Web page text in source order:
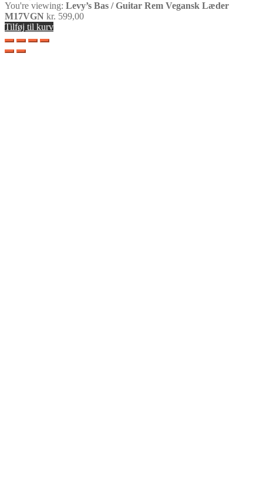
You're viewing: Levy’s Bas / Guitar Rem Vegansk Læder
M17VGN kr. 599,00
Tilføj til kurv